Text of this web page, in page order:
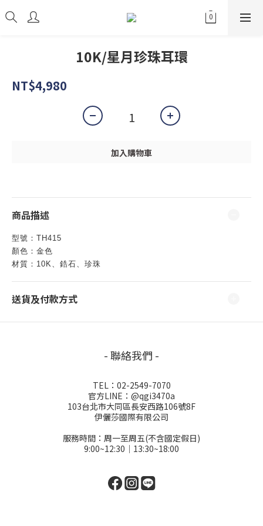
10K/星月珍珠耳環
NT$4,980
加入購物車
商品描述
型號： TH415
顏色：金色
材質：10K、鋯石、珍珠
送貨及付款方式
- 聯絡我們 -
TEL：02-2549-7070
官方LINE：@qgi3470a
103台北市大同區長安西路106號8F
伊儷莎國際有限公司
服務時間：周一至周五(不含國定假日)
9:00~12:30│13:30~18:00